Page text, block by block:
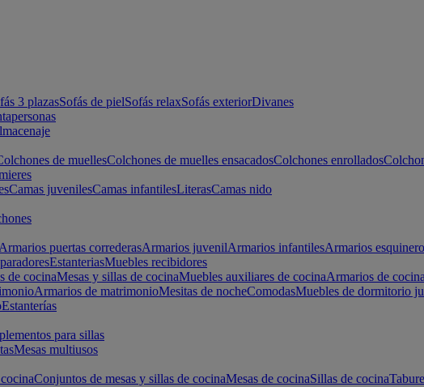
3 plazasSofás de pielSofás relaxSofás exteriorDivanes
de muellesColchones de muelles ensacadosColchones enrollados
Camas juvenilesCamas infantilesLiterasCamas nido
Armarios puertas correderasArmarios juvenilArmarios infantilesArmarios
EstanteriasMuebles recibidores
de cocinaMesas y sillas de cocinaMuebles auxiliares de cocinaArmarios de cocina
Armarios de matrimonioMesitas de nocheComodasMuebles de dormitorio
Estanterías
para sillas
Mesas multiusos
Conjuntos de mesas y sillas de cocinaMesas de cocinaSillas de cocina